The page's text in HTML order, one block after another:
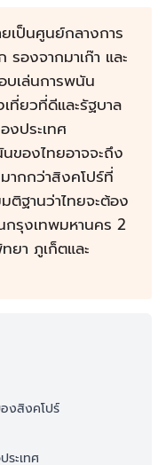
เป็นศูนย์กลางการ
องจากมาเก๊า และ
บเล่นการพนัน
ที่ยวที่ดีและรัฐบาล
งประเทศ
ของไทยอาจจะถึง
ากกว่าสิงคโปร์ที่
ติฐานว่าไทยจะต้อง
กรุงเทพมหานคร 2
ยา ภูเก็ตและ
งสิงคโปร์
ระเทศ